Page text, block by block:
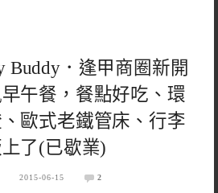
Buddy．逢甲商圈新開
午餐，餐點好吃、環
歐式老鐵管床、行李
了(已歇業)
2015-06-15 2